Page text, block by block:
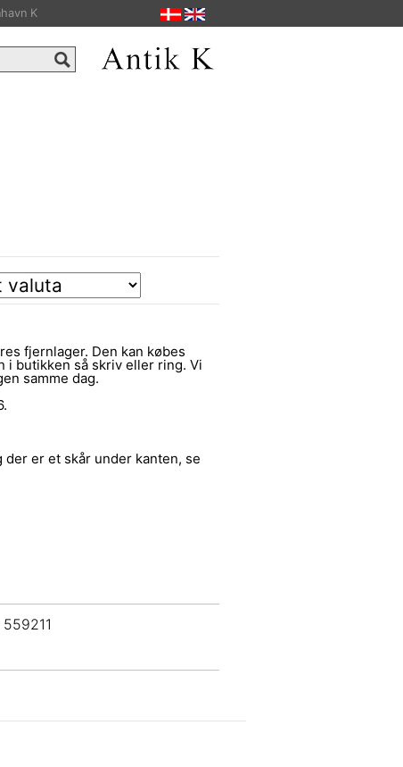
K
fjernlager. Den kan købes
i butikken så skriv eller ring. Vi
samme dag.
er et skår under kanten, se
559211